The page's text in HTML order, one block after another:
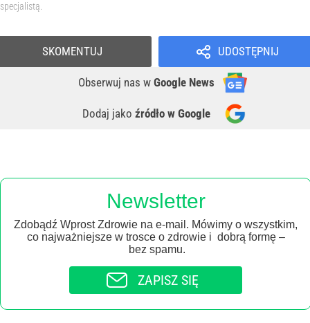
specjalistą.
UDOSTĘPNIJ
Obserwuj nas w Google News
Dodaj jako źródło w Google
SKOMENTUJ
Newsletter
Zdobądź Wprost Zdrowie na e-mail. Mówimy o wszystkim,
co najważniejsze w trosce o zdrowie i dobrą formę –
bez spamu.
ZAPISZ SIĘ